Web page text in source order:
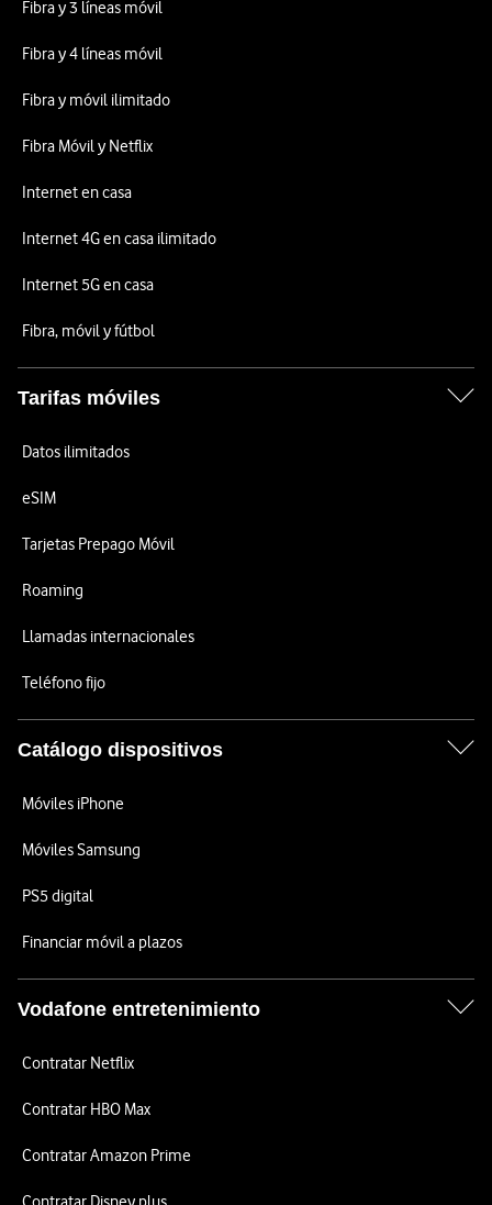
Fibra y 3 líneas móvil
Fibra y 4 líneas móvil
Fibra y móvil ilimitado
Fibra Móvil y Netflix
Internet en casa
Internet 4G en casa ilimitado
Internet 5G en casa
Fibra, móvil y fútbol
Tarifas móviles
Datos ilimitados
eSIM
Tarjetas Prepago Móvil
Roaming
Llamadas internacionales
Teléfono fijo
Catálogo dispositivos
Móviles iPhone
Móviles Samsung
PS5 digital
Financiar móvil a plazos
Vodafone entretenimiento
Contratar Netflix
Contratar HBO Max
Contratar Amazon Prime